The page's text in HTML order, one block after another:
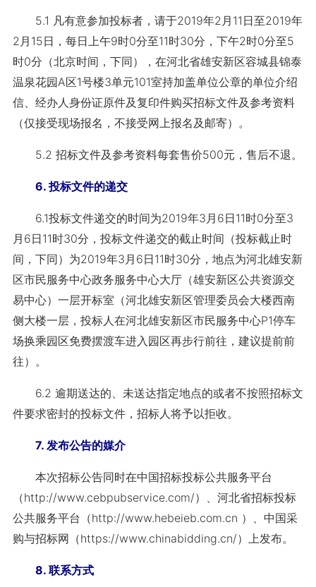
5.1 凡有意参加投标者，请于2019年2月11日至2019年
2月15日，每日上午9时0分至11时30分，下午2时0分至5
时0分（北京时间，下同），在河北省雄安新区容城县锦泰
温泉花园A区1号楼3单元101室持加盖单位公章的单位介绍
信、经办人身份证原件及复印件购买招标文件及参考资料
（仅接受现场报名，不接受网上报名及邮寄）。
5.2 招标文件及参考资料每套售价500元，售后不退。
6. 投标文件的递交
6.1投标文件递交的时间为2019年3月6日11时0分至3
月6日11时30分，投标文件递交的截止时间（投标截止时
间，下同）为2019年3月6日11时30分，地点为河北雄安新
区市民服务中心政务服务中心大厅（雄安新区公共资源交
易中心）一层开标室（河北雄安新区管理委员会大楼西南
侧大楼一层，投标人在河北雄安新区市民服务中心P1停车
场换乘园区免费摆渡车进入园区再步行前往，建议提前前
往）。
6.2 逾期送达的、未送达指定地点的或者不按照招标文
件要求密封的投标文件，招标人将予以拒收。
7. 发布公告的媒介
本次招标公告同时在中国招标投标公共服务平台
（http://www.cebpubservice.com/）、河北省招标投标
公共服务平台（http://www.hebeieb.com.cn ）、中国采
购与招标网（https://www.chinabidding.cn/）上发布。
8. 联系方式